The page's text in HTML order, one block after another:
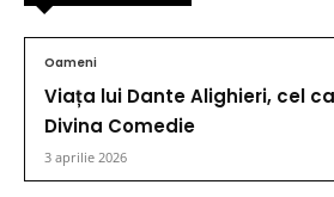
Oameni
Viața lui Dante Alighieri, cel
Divina Comedie
3 aprilie 2026